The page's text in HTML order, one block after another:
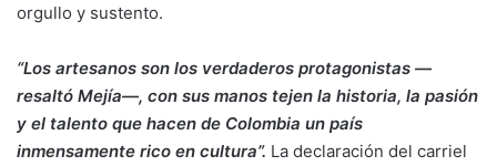
orgullo y sustento.
“Los artesanos son los verdaderos protagonistas —
resaltó Mejía—, con sus manos tejen la historia, la pasión
y el talento que hacen de Colombia un país
inmensamente rico en cultura”. La declaración del carriel